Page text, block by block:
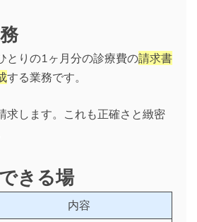
とりの1ヶ月分の診療費の請求書
する業務です。
求します。これも正確さと緻密
きる場
内容